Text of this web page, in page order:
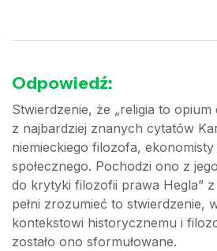
Odpowiedź:
Stwierdzenie, że „religia to opium
z najbardziej znanych cytatów
niemieckiego filozofa,
społecznego. Pochodzi ono z
do krytyki filozofii prawa Hegla”
pełni zrozumieć to stwierdzenie,
kontekstowi historycznemu i
zostało ono sformułowane.